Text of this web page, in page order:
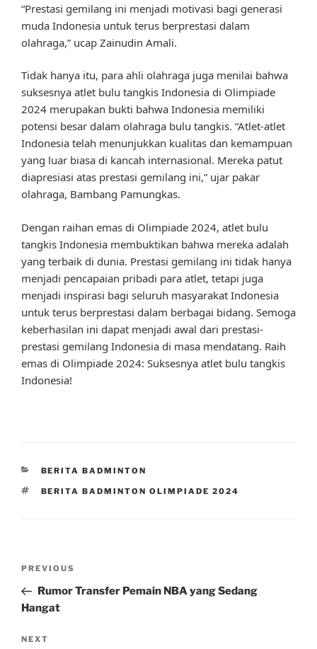
“Prestasi gemilang ini menjadi motivasi bagi generasi
muda Indonesia untuk terus berprestasi dalam
olahraga,” ucap Zainudin Amali.
Tidak hanya itu, para ahli olahraga juga menilai bahwa
suksesnya atlet bulu tangkis Indonesia di Olimpiade
2024 merupakan bukti bahwa Indonesia memiliki
potensi besar dalam olahraga bulu tangkis. “Atlet-atlet
Indonesia telah menunjukkan kualitas dan kemampuan
yang luar biasa di kancah internasional. Mereka patut
diapresiasi atas prestasi gemilang ini,” ujar pakar
olahraga, Bambang Pamungkas.
Dengan raihan emas di Olimpiade 2024, atlet bulu
tangkis Indonesia membuktikan bahwa mereka adalah
yang terbaik di dunia. Prestasi gemilang ini tidak hanya
menjadi pencapaian pribadi para atlet, tetapi juga
menjadi inspirasi bagi seluruh masyarakat Indonesia
untuk terus berprestasi dalam berbagai bidang. Semoga
keberhasilan ini dapat menjadi awal dari prestasi-
prestasi gemilang Indonesia di masa mendatang. Raih
emas di Olimpiade 2024: Suksesnya atlet bulu tangkis
Indonesia!
CATEGORIES
BERITA BADMINTON
TAGS
BERITA BADMINTON OLIMPIADE 2024
Previous
Post
PREVIOUS
Rumor Transfer Pemain NBA yang Sedang
Hangat
Next
NEXT